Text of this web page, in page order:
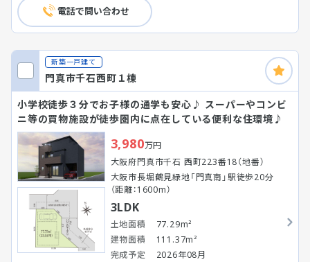
電話で問い合わせ
新築一戸建て
門真市千石西町１棟
小学校徒歩３分でお子様の通学も安心♪ スーパーやコンビ
ニ等の買物施設が徒歩圏内に点在している便利な住環境♪
3,980万円
大阪府門真市千石 西町223番18（地番）
大阪市長堀鶴見緑地「門真南」駅徒歩20分
（距離：1600m）
3LDK
土地面積
77.29m²
建物面積
111.37m²
完成予定
2026年08月